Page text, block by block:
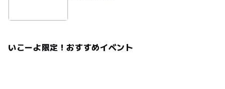
いこーよ限定！おすすめイベント